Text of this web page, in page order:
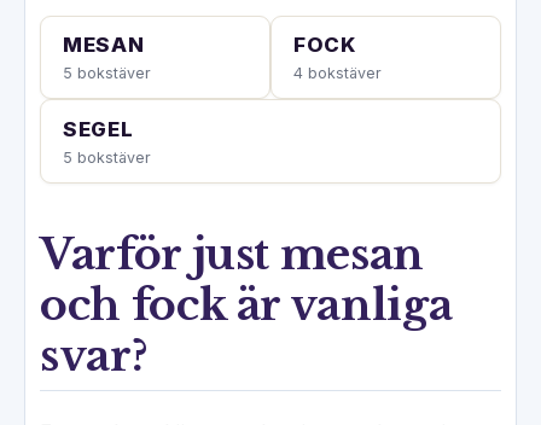
MESAN
5 bokstäver
FOCK
4 bokstäver
SEGEL
5 bokstäver
Varför just mesan
och fock är vanliga
svar?